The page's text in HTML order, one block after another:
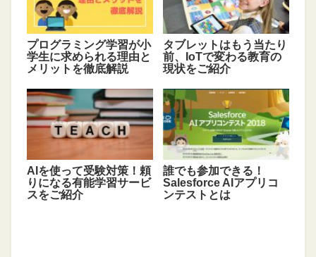
プログラミング学習が小
学生に求められる理由と
メリットを徹底解説
タブレットはもう当たり
前、IoTで変わる教育の
現状をご紹介
AIを使って受験対策！頼
りになる有能学習サービ
スをご紹介
誰でも参加できる！
Salesforce AIアプリコ
ンテストとは